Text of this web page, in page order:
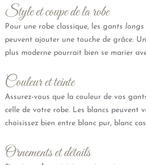
Style et coupe de la robe
Pour une robe classique, les gants longs
peuvent ajouter une touche de grâce.
plus moderne pourrait bien se marier
Couleur et teinte
Assurez-vous que la couleur de vos
celle de votre robe. Les blancs peuvent
choisissez bien entre blanc pur, blanc
Ornements et détails